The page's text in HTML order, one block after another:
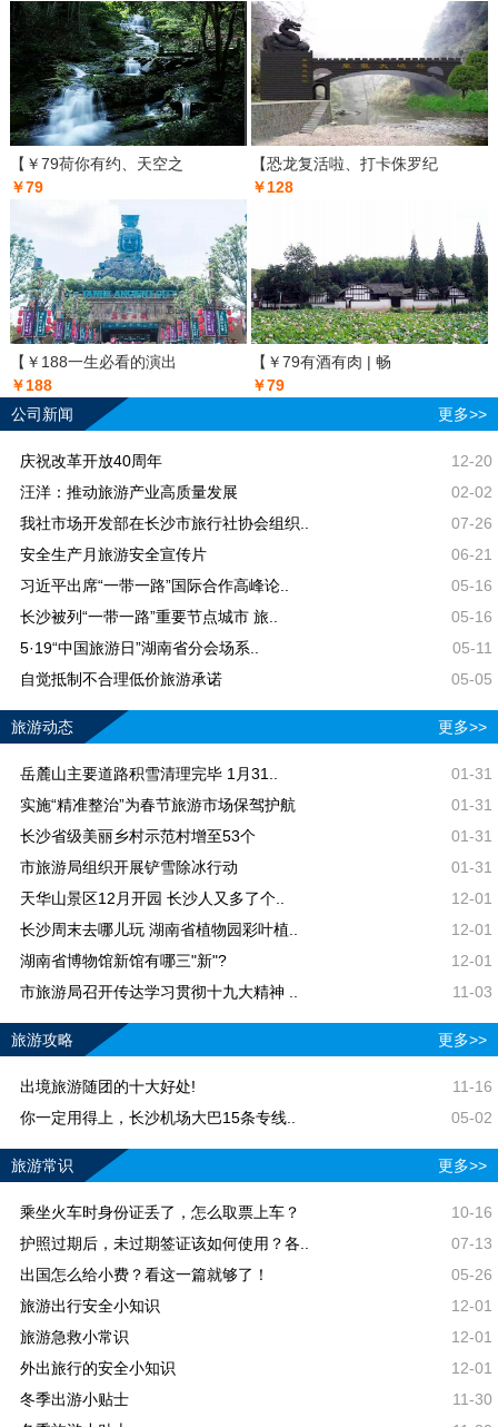
【￥79荷你有约、天空之
￥79
【恐龙复活啦、打卡侏罗纪
￥128
【￥188一生必看的演出
￥188
【￥79有酒有肉 | 畅
￥79
公司新闻
更多>>
庆祝改革开放40周年
12-20
汪洋：推动旅游产业高质量发展
02-02
我社市场开发部在长沙市旅行社协会组织..
07-26
安全生产月旅游安全宣传片
06-21
习近平出席“一带一路”国际合作高峰论..
05-16
长沙被列“一带一路”重要节点城市 旅..
05-16
5·19“中国旅游日”湖南省分会场系..
05-11
自觉抵制不合理低价旅游承诺
05-05
旅游动态 更多>>
岳麓山主要道路积雪清理完毕 1月31..
01-31
实施“精准整治”为春节旅游市场保驾护航
01-31
长沙省级美丽乡村示范村增至53个
01-31
市旅游局组织开展铲雪除冰行动
01-31
天华山景区12月开园 长沙人又多了个..
12-01
长沙周末去哪儿玩 湖南省植物园彩叶植..
12-01
湖南省博物馆新馆有哪三"新"?
12-01
市旅游局召开传达学习贯彻十九大精神 ..
11-03
旅游攻略 更多>>
出境旅游随团的十大好处!
11-16
你一定用得上，长沙机场大巴15条专线..
05-02
旅游常识 更多>>
乘坐火车时身份证丢了，怎么取票上车？
10-16
护照过期后，未过期签证该如何使用？各..
07-13
出国怎么给小费？看这一篇就够了！
05-26
旅游出行安全小知识
12-01
旅游急救小常识
12-01
外出旅行的安全小知识
12-01
冬季出游小贴士
11-30